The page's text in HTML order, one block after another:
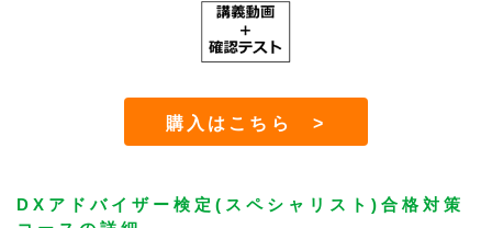
購入はこちら >
DXアドバイザー検定(スペシャリスト)合格対策